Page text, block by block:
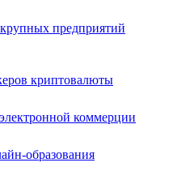
предприятий
криптовалюты
коммерции
образования